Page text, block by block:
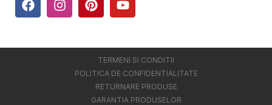
TERMENI SI CONDITII
POLITICA DE CONFIDENTIALITATE
RETURNARE PRODUSE
GARANTIA PRODUSELOR